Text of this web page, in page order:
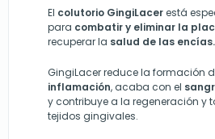
El colutorio GingiLacerestá
para combatir y eliminar la
recuperar la salud de las encías.
GingiLacer reduce la formación
inflamación, acaba con el
y contribuye a la regeneración y
tejidos gingivales.